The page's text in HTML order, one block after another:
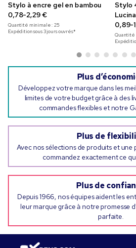
Stylo à encre gel en bambou
0,78-2,29 €
Quantité minimale :25
Expédition sous 3 jours ouvrés*
Stylo
Lucina
0,89-
Plus
Développez votre marque dans les
limites de votre budget grâce à des
commandes flexibles et notre
Plus de
Avec nos sélections de produits et
commandez exactement ce
Plus de
Depuis 1966, nos équipes aident les
leur marque grâce à notre promesse
parfaite.